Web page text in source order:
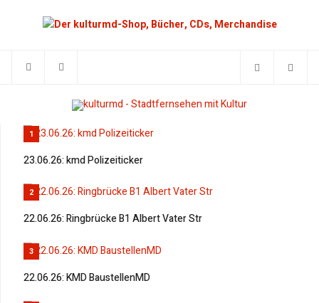
1
23.06.26: kmd Polizeiticker
2
22.06.26: Ringbrücke B1 Albert Vater Str
3
22.06.26: KMD BaustellenMD